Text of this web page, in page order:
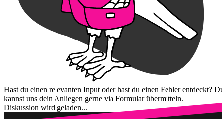
Hast du einen relevanten Input oder hast du einen Fehler entdeckt?
kannst uns dein Anliegen gerne via Formular übermitteln.
Diskussion wird geladen...